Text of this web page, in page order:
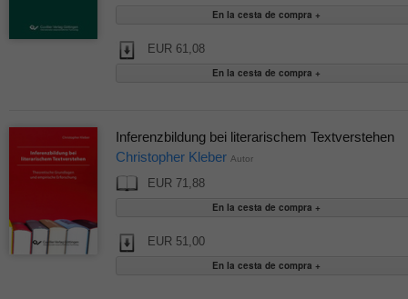
EUR 61,08
Inferenzbildung bei literarischem Textverstehen
Christopher Kleber Autor
EUR 71,88
EUR 51,00